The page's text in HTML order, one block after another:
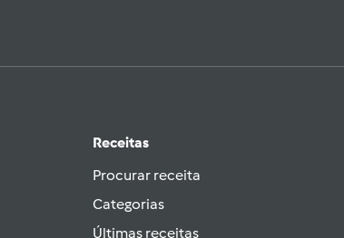
Receitas
Procurar receita
Categorias
Últimas receitas